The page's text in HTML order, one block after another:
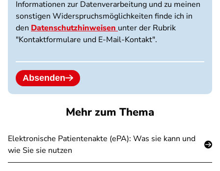
Informationen zur Datenverarbeitung und zu meinen
sonstigen Widerspruchsmöglichkeiten finde ich in
den Datenschutzhinweisen unter der Rubrik
"Kontaktformulare und E-Mail-Kontakt".
Absenden
Mehr zum Thema
Elektronische Patientenakte (ePA): Was sie kann und
wie Sie sie nutzen